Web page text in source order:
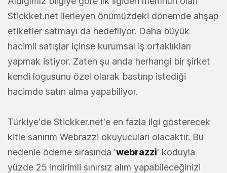
Stickket.net ilerleyen önümüzdeki dönemde ahşap
etiketler satmayı da hedefliyor. Daha büyük
hacimli satışlar içinse kurumsal iş ortaklıkları
yapmak istiyor. Zaten şu anda herhangi bir şirket
kendi logusunu özel olarak bastırıp istediği
hacimde satın alma yapabiliyor.
Türkiye'de Stickker.net'e en fazla ilgi gösterecek
kitle sanırım Webrazzi okuyucuları olacaktır. Bu
nedenle ödeme sırasında 'webrazzi' koduyla
yüzde 25 indirimli sınırsız alım yapabileceğinizi